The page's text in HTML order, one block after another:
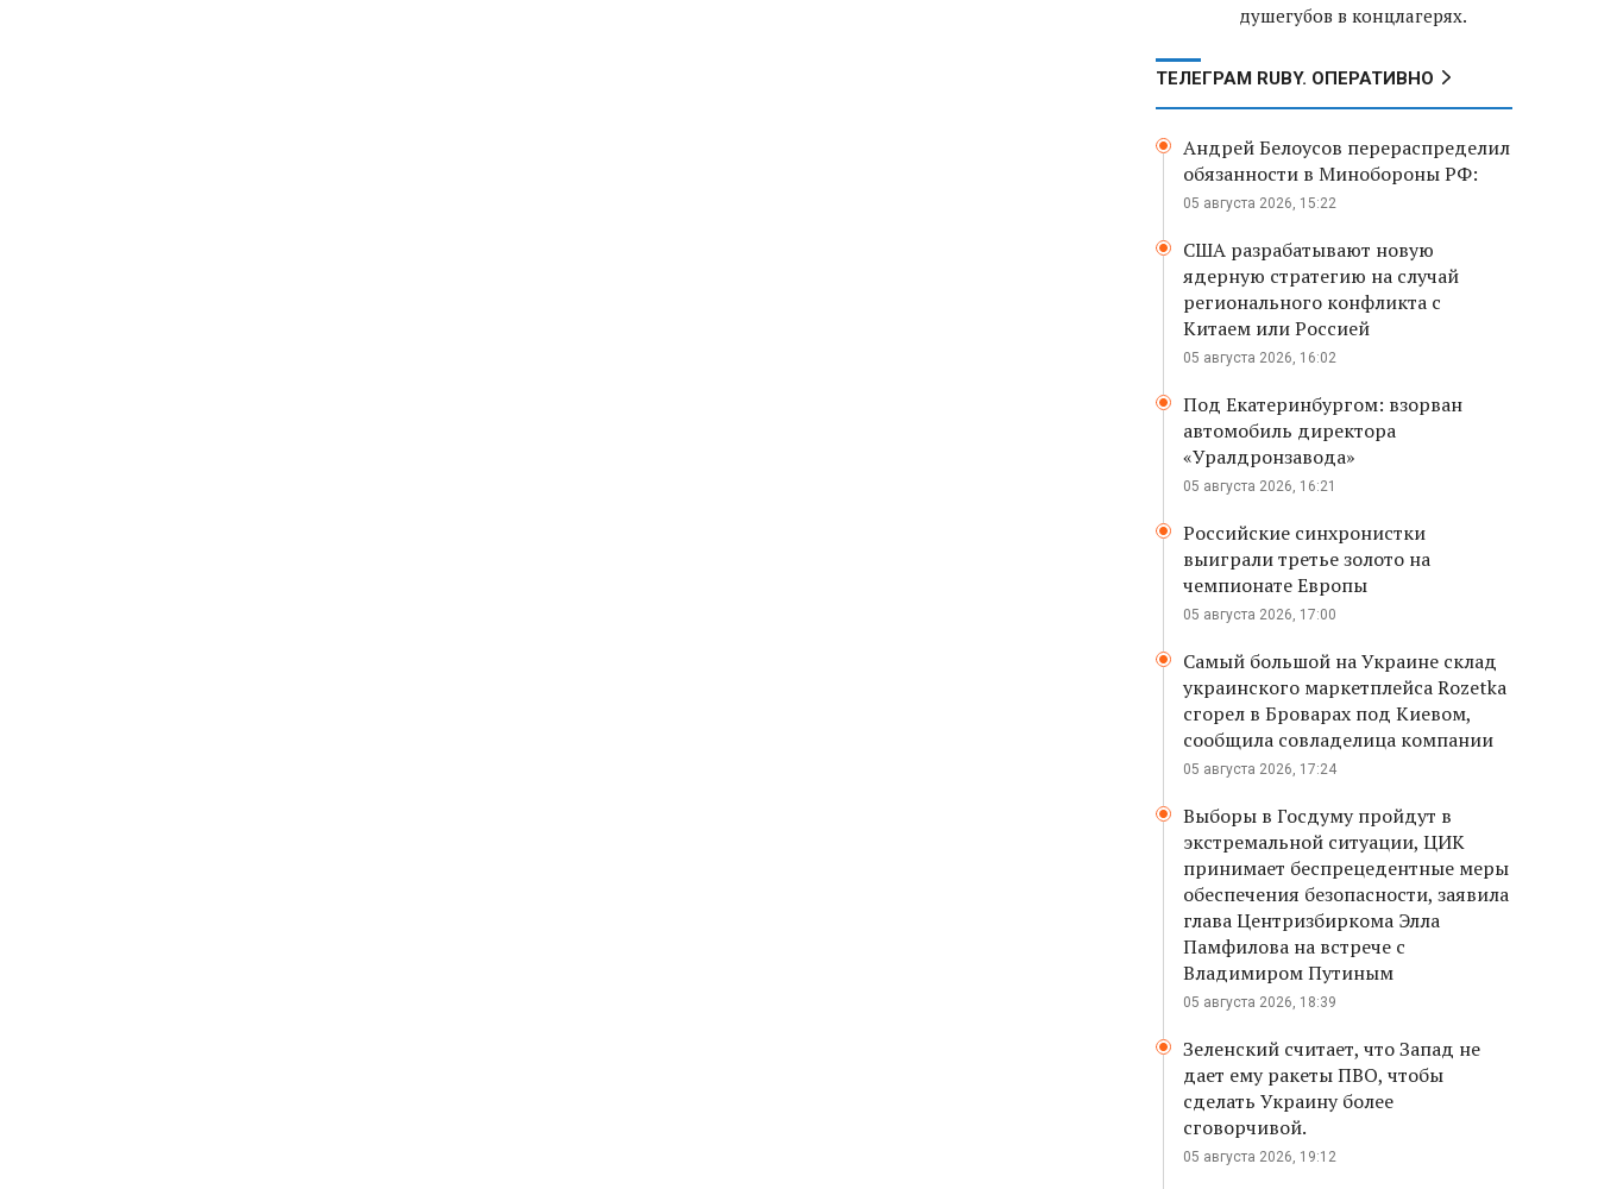
душегубов в концлагерях.
ТЕЛЕГРАМ RUBY. ОПЕРАТИВНО
Андрей Белоусов перераспределил
обязанности в Минобороны РФ:
05 августа 2026, 15:22
США разрабатывают новую
ядерную стратегию на случай
регионального конфликта с
Китаем или Россией
05 августа 2026, 16:02
Под Екатеринбургом: взорван
автомобиль директора
«Уралдронзавода»
05 августа 2026, 16:21
Российские синхронистки
выиграли третье золото на
чемпионате Европы
05 августа 2026, 17:00
Самый большой на Украине склад
украинского маркетплейса Rozetka
сгорел в Броварах под Киевом,
сообщила совладелица компании
05 августа 2026, 17:24
Выборы в Госдуму пройдут в
экстремальной ситуации, ЦИК
принимает беспрецедентные меры
обеспечения безопасности, заявила
глава Центризбиркома Элла
Памфилова на встрече с
Владимиром Путиным
05 августа 2026, 18:39
Зеленский считает, что Запад не
дает ему ракеты ПВО, чтобы
сделать Украину более
сговорчивой.
05 августа 2026, 19:12